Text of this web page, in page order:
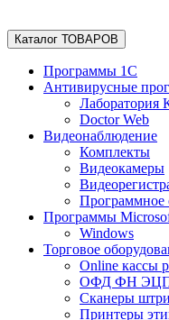
Каталог ТОВАРОВ
Программы 1С
Антивирусные
Лаборатория
Doctor Web
Видеонаблюдение
Комплекты
Видеокамеры
Программное
Программы
Windows
Торговое
Online кассы
ОФД ФН ЭЦП
Сканеры
Принтеры